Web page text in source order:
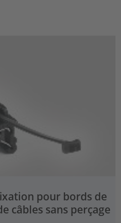
pour bords de
câbles sans perçage